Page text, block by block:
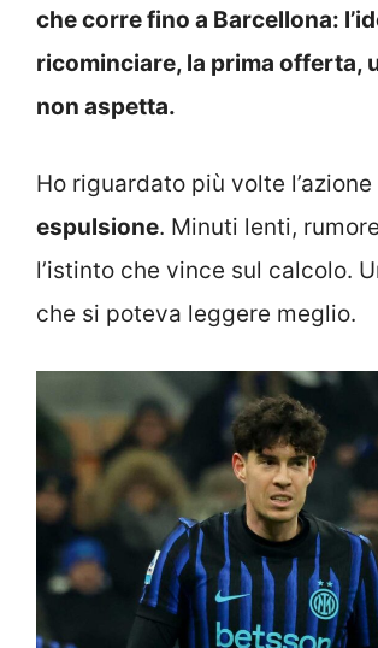
che corre fino a Barcellona:
ricominciare, la prima offerta,
non aspetta.
Ho riguardato più volte
espulsione. Minuti lenti,
l’istinto che vince sul calcolo.
che si poteva leggere meglio.